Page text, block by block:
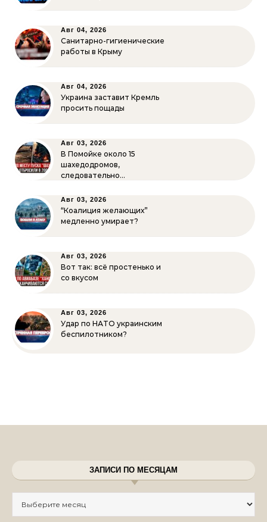
Авг 04, 2026
Санитарно-гигиенические
работы в Крыму
Авг 04, 2026
Украина заставит Кремль
просить пощады
Авг 03, 2026
В Помойке около 15
шахедодромов,
следовательно…
Авг 03, 2026
“Коалиция желающих”
медленно умирает?
Авг 03, 2026
Вот так: всё простенько и
со вкусом
Авг 03, 2026
Удар по НАТО украинским
беспилотником?
ЗАПИСИ ПО МЕСЯЦАМ